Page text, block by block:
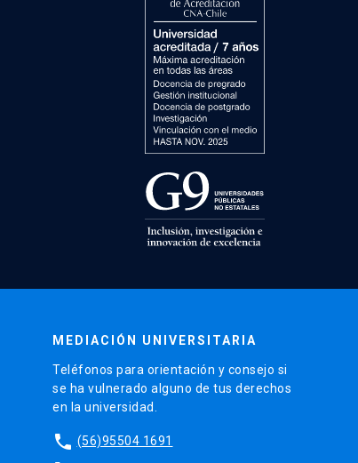
MEDIACIÓN UNIVERSITARIA
Teléfonos para orientación y consejo si
se ha vulnerado alguno de tus derechos
en la universidad.
phone (56)95504 1691